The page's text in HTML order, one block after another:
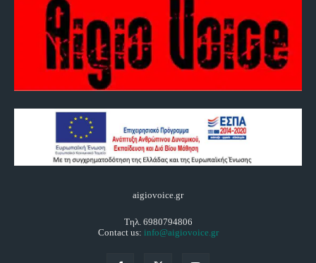
aigiovoice.gr
Τηλ. 6980794806
Contact us: info@aigiovoice.gr